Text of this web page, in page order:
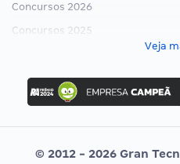
Concursos 2026
Concursos 2025
Concurso Ibama
Concurso MPU
Editais publicados
Veja
© 2012 - 2026 Gran